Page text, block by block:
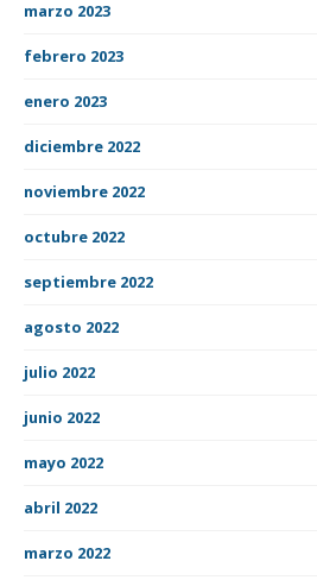
marzo 2023
febrero 2023
enero 2023
diciembre 2022
noviembre 2022
octubre 2022
septiembre 2022
agosto 2022
julio 2022
junio 2022
mayo 2022
abril 2022
marzo 2022